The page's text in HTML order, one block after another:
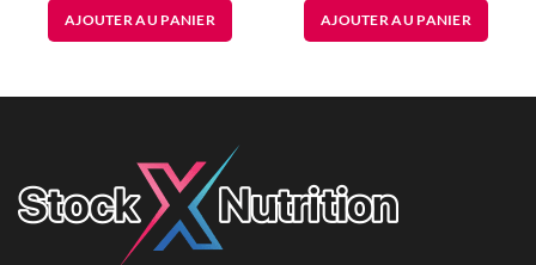
initial
était :
DT.
est :
DT.
AJOUTER AU PANIER
initial
était :
DT.
actuel
est :
DT.
AJOUTER AU PANIER